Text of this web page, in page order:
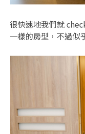
很快速地我們就
一樣的房型，不過似